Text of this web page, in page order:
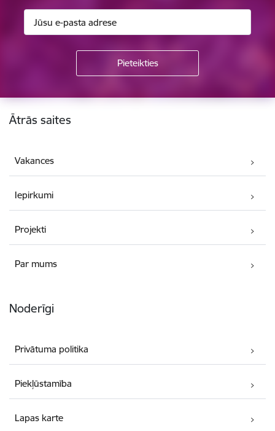
Kājene
Ātrās saites
Vakances
Iepirkumi
Projekti
Par mums
Noderīgi
Privātuma politika
Piekļūstamība
Lapas karte